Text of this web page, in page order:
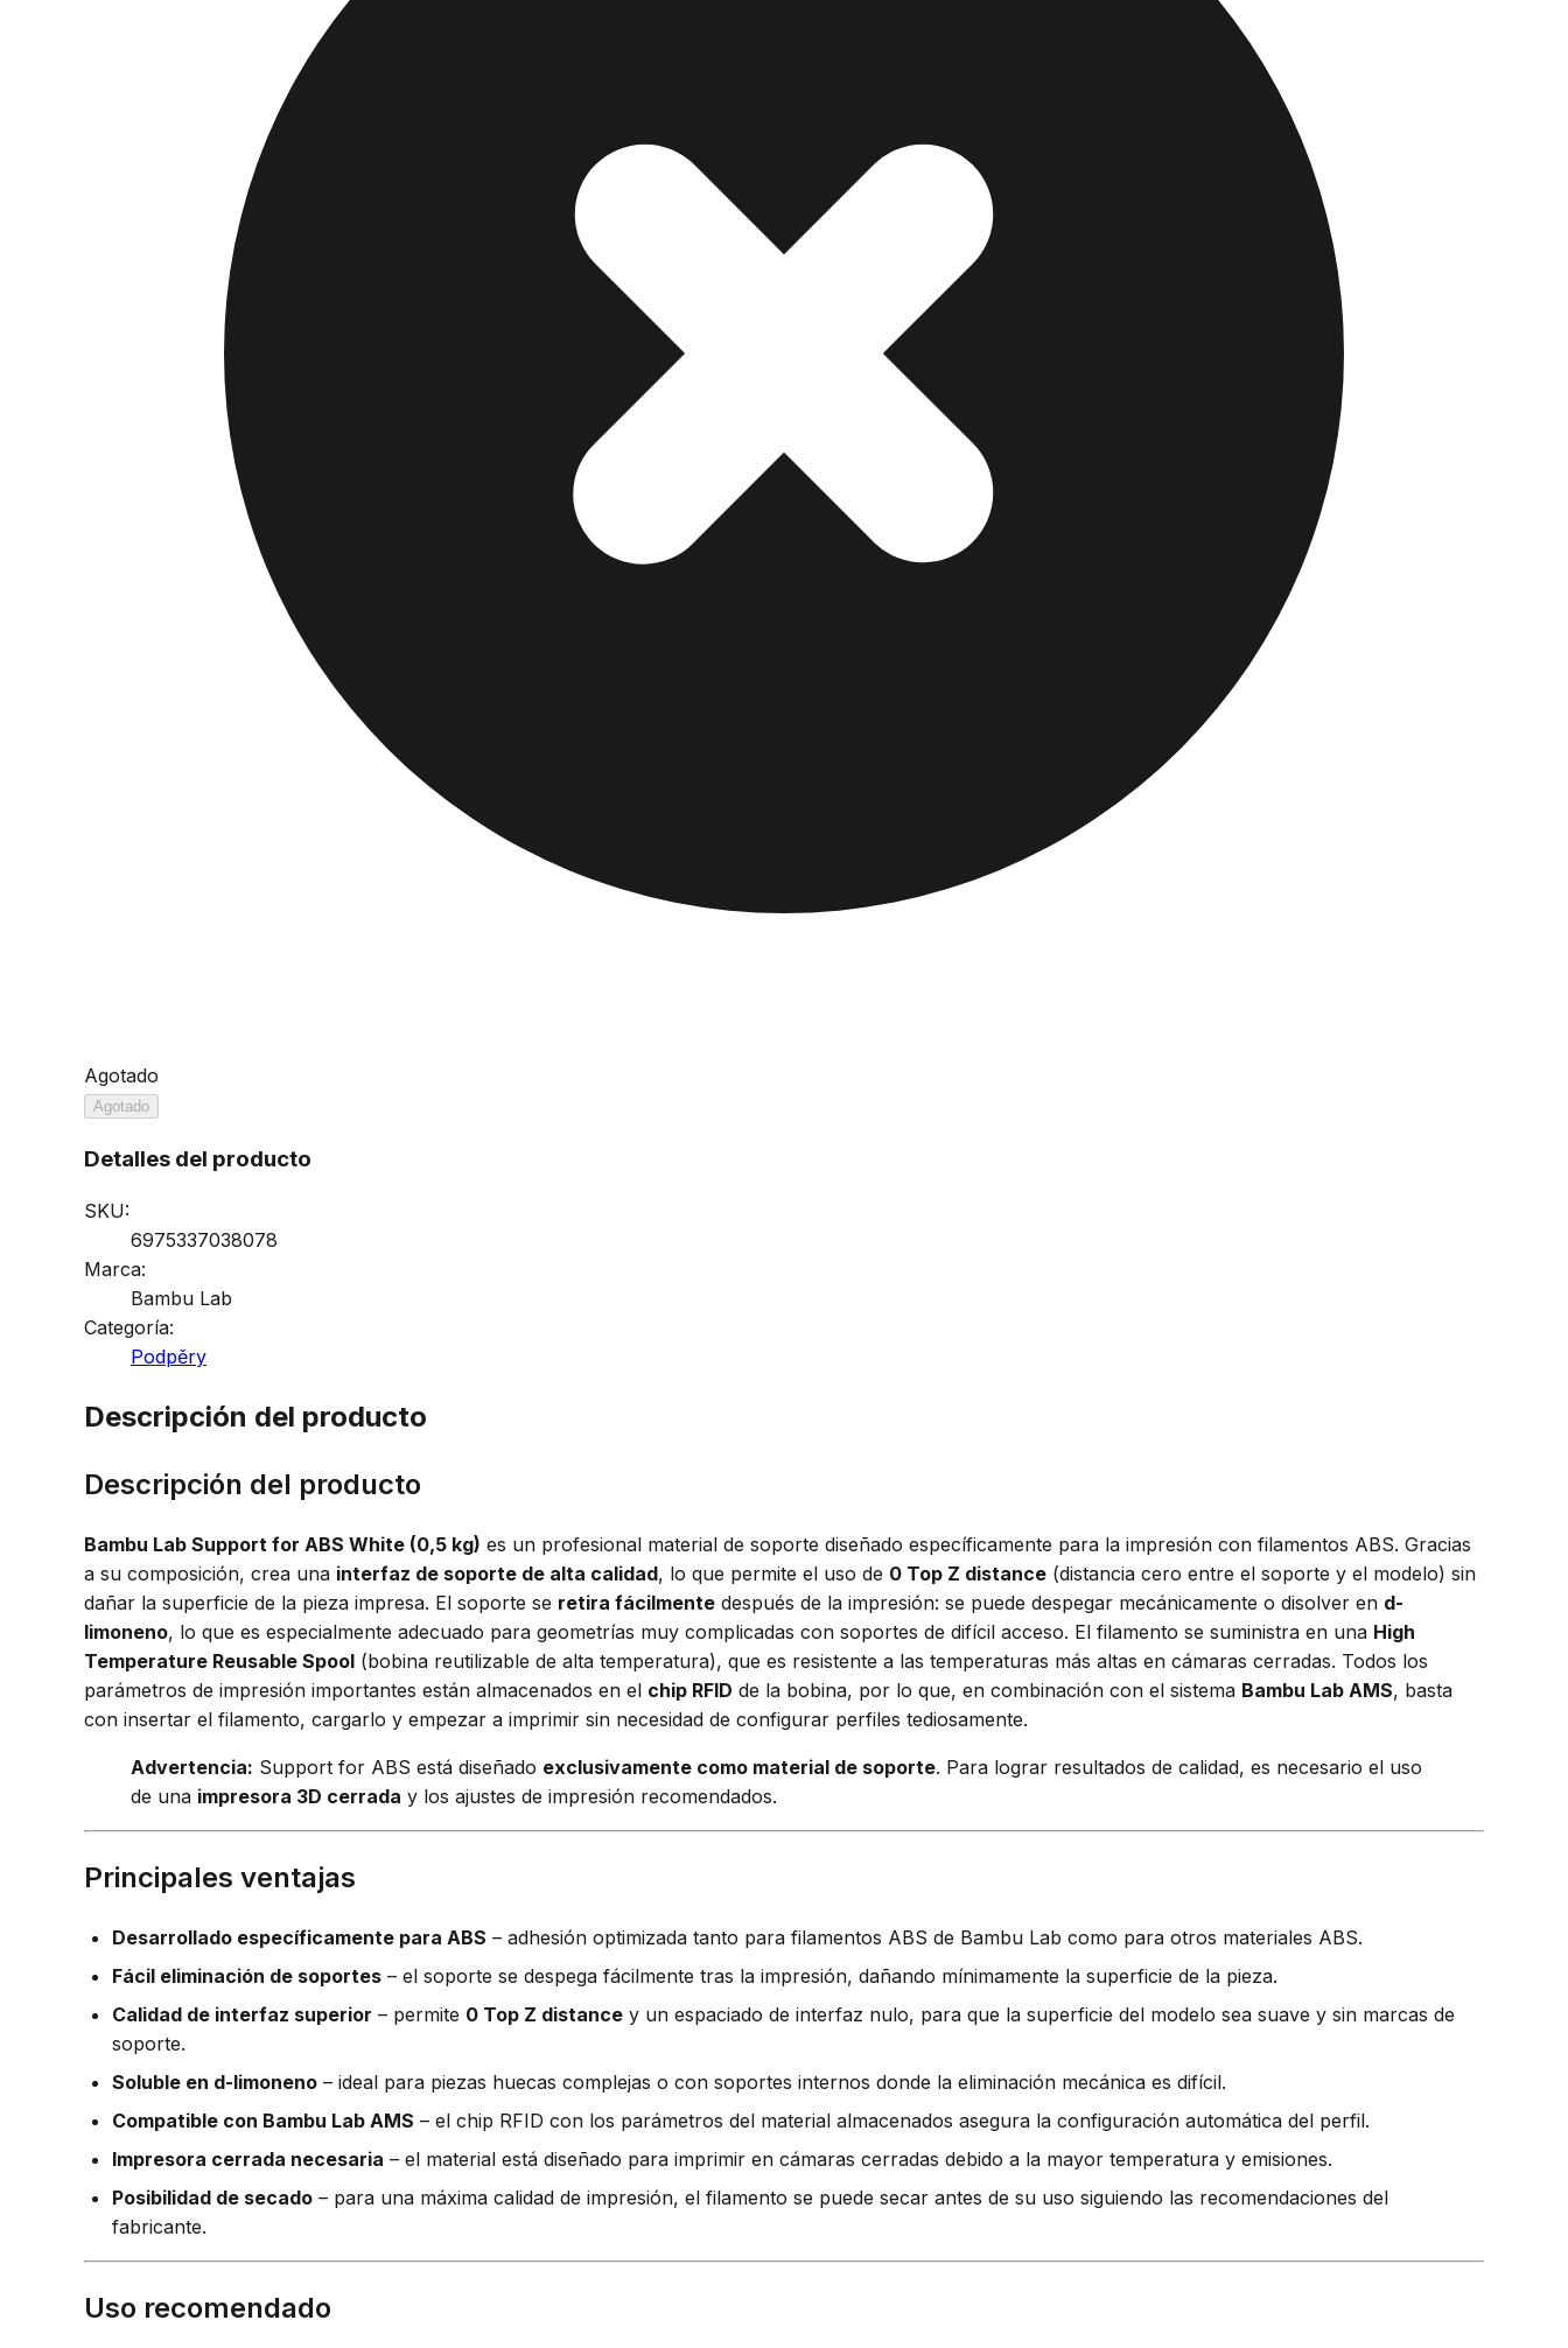
Agotado
Agotado
Detalles del producto
SKU:
6975337038078
Marca:
Bambu Lab
Categoría:
Podpěry
Descripción del producto
Descripción del producto
Bambu Lab Support for ABS White (0,5 kg) es un profesional material de soporte diseñado específicamente para la impresión con filamentos ABS. Gracias
a su composición, crea una interfaz de soporte de alta calidad, lo que permite el uso de 0 Top Z distance (distancia cero entre el soporte y el modelo) sin
dañar la superficie de la pieza impresa. El soporte se retira fácilmente después de la impresión: se puede despegar mecánicamente o disolver en d-
limoneno, lo que es especialmente adecuado para geometrías muy complicadas con soportes de difícil acceso. El filamento se suministra en una High
Temperature Reusable Spool (bobina reutilizable de alta temperatura), que es resistente a las temperaturas más altas en cámaras cerradas. Todos los
parámetros de impresión importantes están almacenados en el chip RFID de la bobina, por lo que, en combinación con el sistema Bambu Lab AMS, basta
con insertar el filamento, cargarlo y empezar a imprimir sin necesidad de configurar perfiles tediosamente.
Advertencia: Support for ABS está diseñado exclusivamente como material de soporte. Para lograr resultados de calidad, es necesario el uso
de una impresora 3D cerrada y los ajustes de impresión recomendados.
Principales ventajas
Desarrollado específicamente para ABS – adhesión optimizada tanto para filamentos ABS de Bambu Lab como para otros materiales ABS.
Fácil eliminación de soportes – el soporte se despega fácilmente tras la impresión, dañando mínimamente la superficie de la pieza.
Calidad de interfaz superior – permite 0 Top Z distance y un espaciado de interfaz nulo, para que la superficie del modelo sea suave y sin marcas de
soporte.
Soluble en d-limoneno – ideal para piezas huecas complejas o con soportes internos donde la eliminación mecánica es difícil.
Compatible con Bambu Lab AMS – el chip RFID con los parámetros del material almacenados asegura la configuración automática del perfil.
Impresora cerrada necesaria – el material está diseñado para imprimir en cámaras cerradas debido a la mayor temperatura y emisiones.
Posibilidad de secado – para una máxima calidad de impresión, el filamento se puede secar antes de su uso siguiendo las recomendaciones del
fabricante.
Uso recomendado